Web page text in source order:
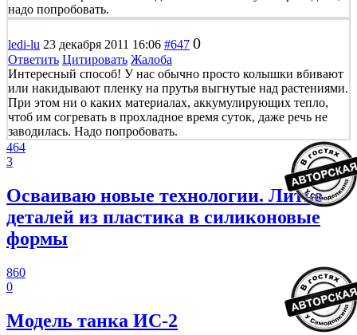
надо попробовать.
ledi-lu 23 декабря 2011 16:06 #647 0
Ответить Цитировать Жалоба
Интересный способ! У нас обычно просто колышки вбивают
или накидывают пленку на прутья выгнутые над растениями.
При этом ни о каких материалах, аккумулирующих тепло,
чтоб им согревать в прохладное время суток, даже речь не
заводилась. Надо попробовать.
464
3
Осваиваю новые технологии. Литье
деталей из пластика в силиконовые
формы
860
0
Модель танка ИС-2